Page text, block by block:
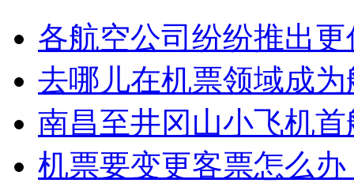
各航空公司纷纷推出
去哪儿在机票领域成
南昌至井冈山小飞机
机票要变更客票怎么